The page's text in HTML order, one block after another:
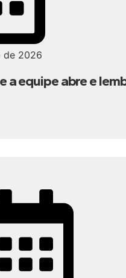
de 2026
a equipe abre e